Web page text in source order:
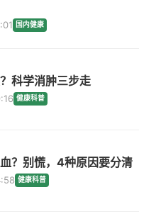
国内健康
科学消肿三步走
健康科普
？别慌，4种原因要分清
健康科普